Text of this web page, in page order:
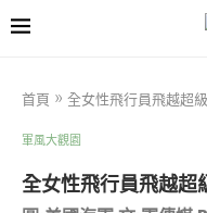
首頁 » 全女性飛行員飛越超
軍風大觀園
全女性飛行員飛越超